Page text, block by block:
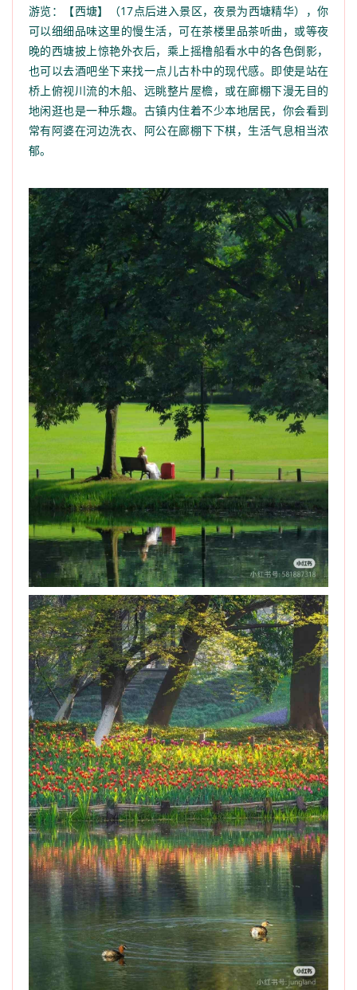
游览：【西塘】（17点后进入景区，夜景为西塘精华），你
可以细细品味这里的慢生活，可在茶楼里品茶听曲，或等夜
晚的西塘披上惊艳外衣后，乘上摇橹船看水中的各色倒影，
也可以去酒吧坐下来找一点儿古朴中的现代感。即使是站在
桥上俯视川流的木船、远眺整片屋檐，或在廊棚下漫无目的
地闲逛也是一种乐趣。古镇内住着不少本地居民，你会看到
常有阿婆在河边洗衣、阿公在廊棚下下棋，生活气息相当浓
郁。